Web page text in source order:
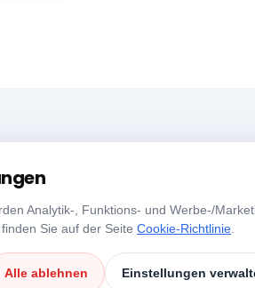
Unsere
Analytik-, Funktions- und Werbe-/
Sie auf der Seite Cookie-Richtlinie
Alle ablehnen Einstellungen